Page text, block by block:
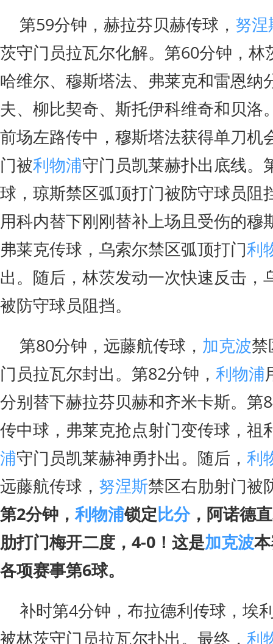
第59分钟，赫拉芬贝赫传球， 努涅
茨守门员拉瓦尔化解。第60分钟，林
哈维尔、穆斯塔法、弗莱克和雷恩纳
夫、柳比契奇、斯托伊科维奇和贝洛
前场左路传中，穆斯塔法获得单刀机
门被利物浦守门员凯莱赫扑出底线。
球，琼斯禁区弧顶打门被防守球员阻
用科内替下刚刚替补上场且受伤的穆
弗莱克传球，乌索尔禁区弧顶打门利
出。随后，林茨发动一次快速反击，
被防守球员阻挡。
第80分钟，远藤航传球， 加克波禁
门员拉瓦尔封出。第82分钟， 利物浦
分别替下赫拉芬贝赫和齐米卡斯。第
传中球，弗莱克抢点射门变传球，祖
浦守门员凯莱赫神勇扑出。随后， 利
远藤航传球， 努涅斯禁区右肋射门被
第2分钟，利物浦锁定比分，阿诺德
肋打门梅开二度，4-0！这是加克波
各项赛事第6球。
补时第4分钟，布拉德利传球，埃
被林茨守门员拉瓦尔扑出。最终， 利